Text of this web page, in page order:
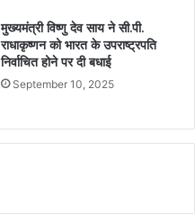
मुख्यमंत्री विष्णु देव साय ने सी.पी.
राधाकृष्णन को भारत के उपराष्ट्रपति
निर्वाचित होने पर दी बधाई
September 10, 2025